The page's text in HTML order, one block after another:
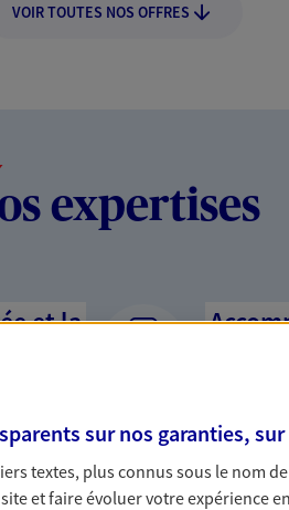
VOIR TOUTES NOS OFFRES
expertises
et la
: dans
vous
bâtissons
votre
votre
sur nos garanties,
textes, plus connus sous le nom de
et faire évoluer votre expérience